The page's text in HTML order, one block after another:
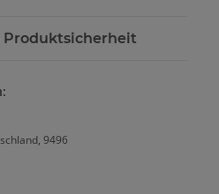
Produktsicherheit
9496